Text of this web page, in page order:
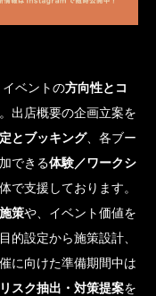
ベントの方向性とコ
出店概要の企画立案を
とブッキング、各ブー
できる体験／ワークシ
で支援しております。
策や、イベント価値を
的設定から施策設計、
に向けた準備期間中は
スク抽出・対策提案を